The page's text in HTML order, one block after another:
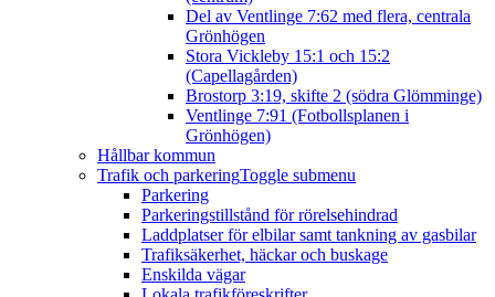
Del av Ventlinge 7:62 med flera, centrala
Grönhögen
Stora Vickleby 15:1 och 15:2
(Capellagården)
Brostorp 3:19, skifte 2 (södra Glömminge)
Ventlinge 7:91 (Fotbollsplanen i
Grönhögen)
Hållbar kommun
Trafik och parkeringToggle submenu
Parkering
Parkeringstillstånd för rörelsehindrad
Laddplatser för elbilar samt tankning av gasbilar
Trafiksäkerhet, häckar och buskage
Enskilda vägar